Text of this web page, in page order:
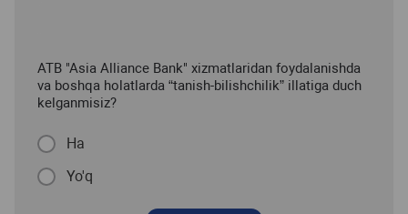
ATB "Asia Alliance Bank" xizmatlaridan foydalanishda
va boshqa holatlarda “tanish-bilishchilik” illatiga duch
kelganmisiz?
Ha
Yo'q